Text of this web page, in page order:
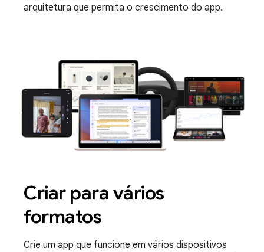
arquitetura que permita o crescimento do app.
Criar para vários
formatos
Crie um app que funcione em vários dispositivos